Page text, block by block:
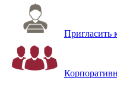
Пригласить